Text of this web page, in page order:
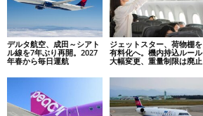
デルタ航空、成田～シアト
ル線を7年ぶり再開。2027
年春から毎日運航
ジェットスター、荷物棚を
有料化へ。機内持込ルール
大幅変更、重量制限は廃止